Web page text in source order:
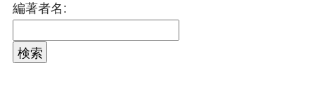
編著者名: